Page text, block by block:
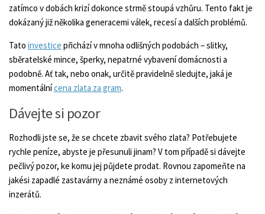
zatímco v dobách krizí dokonce strmě stoupá vzhůru. Tento fakt je
dokázaný již několika generacemi válek, recesí a dalších problémů.
Tato investice přichází v mnoha odlišných podobách – slitky,
sběratelské mince, šperky, nepatrné vybavení domácnosti a
podobně. Ať tak, nebo onak, určitě pravidelně sledujte, jaká je
momentálnícena zlata za gram.
Dávejte si pozor
Rozhodli jste se, že se chcete zbavit svého zlata? Potřebujete
rychle peníze, abyste je přesunuli jinam? V tom případě si dávejte
pečlivý pozor, ke komu jej půjdete prodat. Rovnou zapomeňte na
jakési zapadlé zastavárny a neznámé osoby z internetových
inzerátů.